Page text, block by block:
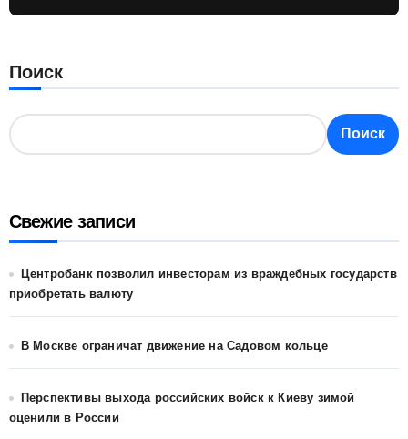
Поиск
Поиск
Свежие записи
Центробанк позволил инвесторам из враждебных государств
приобретать валюту
В Москве ограничат движение на Садовом кольце
Перспективы выхода российских войск к Киеву зимой
оценили в России